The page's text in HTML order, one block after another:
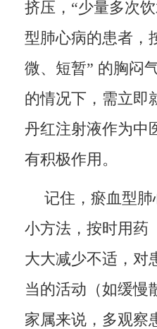
挤压，“少量多次
型肺心病的患者，
微、短暂” 的胸闷
的情况下，需立即
丹红注射液作为中
有积极作用。
记住，瘀血型
小方法，按时用药
大大减少不适，对
当的活动（如缓慢
家属来说，多观察